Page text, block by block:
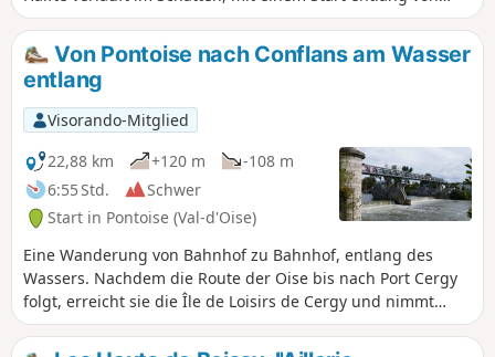
Bächen und Teichen. Die zweite Hälfte führt durch offenes
Gelände zwischen Feldern.
Von Pontoise nach Conflans am Wasser
entlang
Visorando-Mitglied
22,88 km
+120 m
-108 m
6:55 Std.
Schwer
Start in Pontoise (Val-d'Oise)
Eine Wanderung von Bahnhof zu Bahnhof, entlang des
Wassers. Nachdem die Route der Oise bis nach Port Cergy
folgt, erreicht sie die Île de Loisirs de Cergy und nimmt
dann die Axe Majeur, um zur ehemaligen Bahnstrecke
Pontoise – Poissy zu gelangen. Nach dem Zusammenfluss